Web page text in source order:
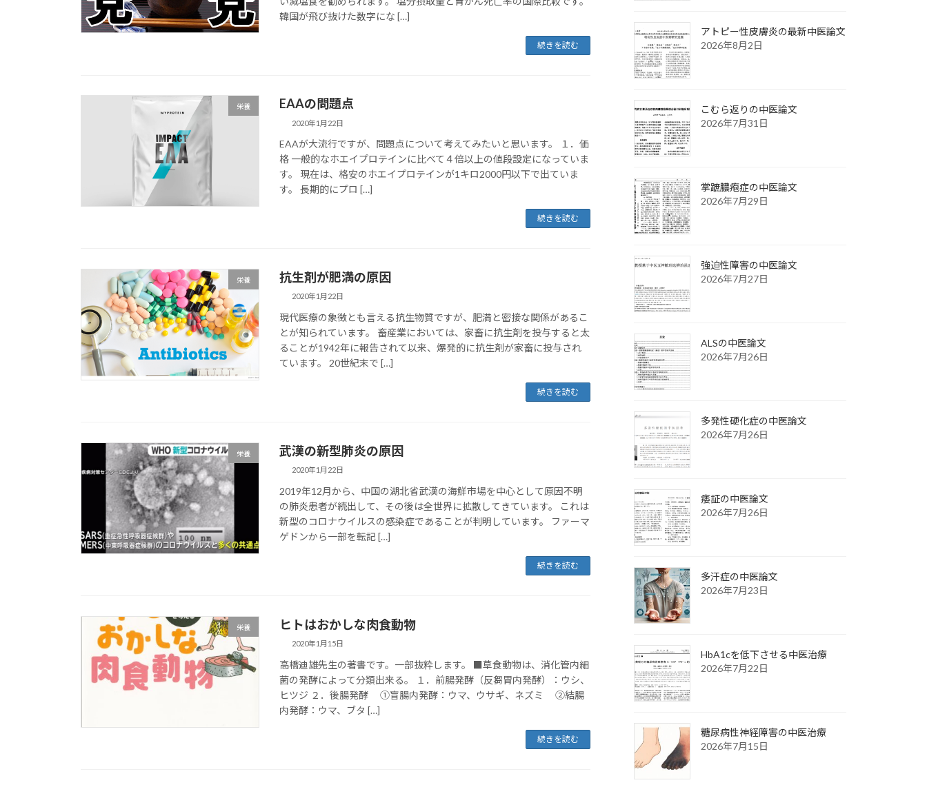
韓国が飛び抜けた数字にな […]
続きを読む
栄養 EAAの問題点
2020年1月22日
EAAが大流行ですが、問題点について考えてみたいと思います。 １．価
格 一般的なホエイプロテインに比べて４倍以上の値段設定になっていま
す。 現在は、格安のホエイプロテインが1キロ2000円以下で出ていま
す。 長期的にプロ […]
続きを読む
栄養 抗生剤が肥満の原因
2020年1月22日
現代医療の象徴とも言える抗生物質ですが、肥満と密接な関係があるこ
とが知られています。 畜産業においては、家畜に抗生剤を投与すると太
ることが1942年に報告されて以来、爆発的に抗生剤が家畜に投与され
ています。 20世紀末で […]
続きを読む
栄養 武漢の新型肺炎の原因
2020年1月22日
2019年12月から、中国の湖北省武漢の海鮮市場を中心として原因不明
の肺炎患者が続出して、その後は全世界に拡散してきています。 これは
新型のコロナウイルスの感染症であることが判明しています。 ファーマ
ゲドンから一部を転記 […]
続きを読む
栄養 ヒトはおかしな肉食動物
2020年1月15日
高橋迪雄先生の著書です。一部抜粋します。 ■草食動物は、消化管内細
菌の発酵によって分類出来る。 １．前腸発酵（反芻胃内発酵）：ウシ、
ヒツジ ２．後腸発酵 ①盲腸内発酵：ウマ、ウサギ、ネズミ ②結腸
内発酵：ウマ、ブタ […]
続きを読む
アトピー性皮膚炎の最新中医論文
2026年8月2日
こむら返りの中医論文
2026年7月31日
掌蹠膿疱症の中医論文
2026年7月29日
強迫性障害の中医論文
2026年7月27日
ALSの中医論文
2026年7月26日
多発性硬化症の中医論文
2026年7月26日
痿証の中医論文
2026年7月26日
多汗症の中医論文
2026年7月23日
HbA1cを低下させる中医治療
2026年7月22日
糖尿病性神経障害の中医治療
2026年7月15日